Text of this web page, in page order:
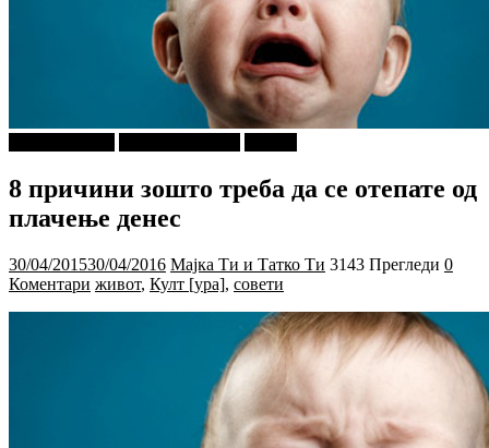
8 причини зошто треба да се отепате од
плачење денес
30/04/201530/04/2016 Мајка Ти и Татко Ти 3143 Прегледи 0
Коментари живот, Култ [ура], совети